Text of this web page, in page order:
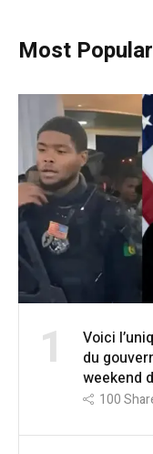
Most Popular
1
Voici
du
weekend
100